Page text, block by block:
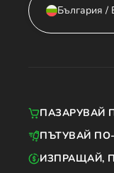
България /
ПАЗАРУВАЙ
ПЪТУВАЙ
ИЗПРАЩАЙ,